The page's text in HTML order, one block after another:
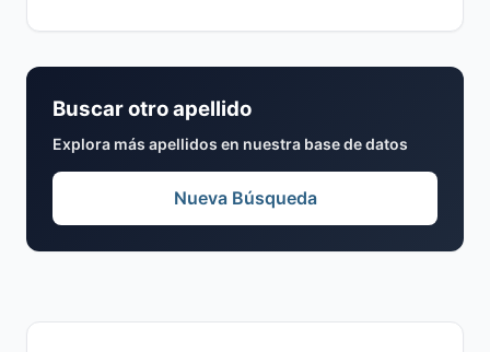
Buscar otro apellido
Explora más apellidos en nuestra base de datos
Nueva Búsqueda